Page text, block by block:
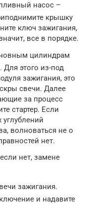
насос –
крышку
ключ зажигания,
все в порядке.
цилиндрам
Для этого из-под
зажигания, это
свечи. Далее
за процесс
стартер. Если
волноваться не о
нет.
нет, замене
зажигания.
и надавите